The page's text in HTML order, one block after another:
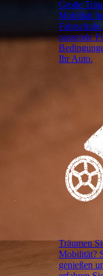
Große
Mobilität
passende
Ihr Auto.
Träumen
Mobilität?
genießen